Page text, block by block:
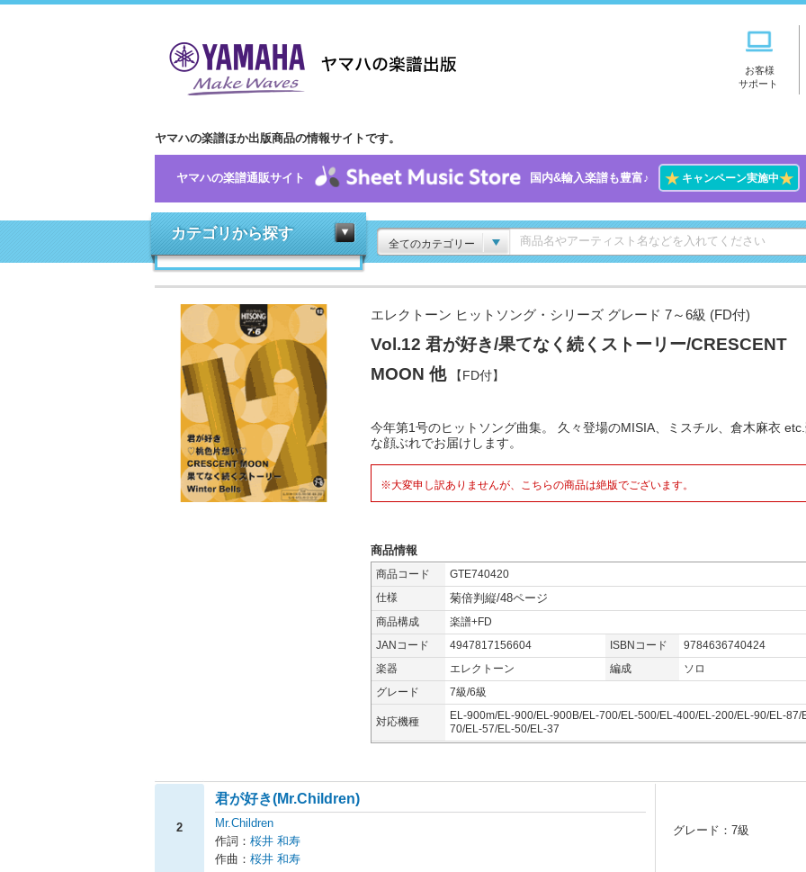
お客様
サポート
ヤマハの楽譜ほか出版商品の情報サイトです。
ヤマハの楽譜通販サイト 国内&輸入楽譜も豊富♪ ★キャンペーン実施中★
カテゴリから探す
全てのカテゴリー
エレクトーン ヒットソング・シリーズ グレード 7～6級 (FD付)
Vol.12 君が好き/果てなく続くストーリー/CRESCENT
MOON 他【FD付】
今年第1号のヒットソング曲集。 久々登場のMISIA、ミスチル、倉木麻衣
な顔ぶれでお届けします。
※大変申し訳ありませんが、こちらの商品は絶版でございます。
商品情報
商品コード
GTE740420
仕様
菊倍判縦/48ページ
商品構成
楽譜+FD
JANコード
4947817156604 ISBNコード
9784636740424
楽器
エレクトーン 編成
ソロ
グレード
7級/6級
対応機種
EL-900m/EL-900/EL-900B/EL-700/EL-500/EL-400/EL-200/EL-90/EL-87/
70/EL-57/EL-50/EL-37
2
君が好き(Mr.Children)
Mr.Children
作詞： 桜井 和寿
作曲： 桜井 和寿
グレード：7級